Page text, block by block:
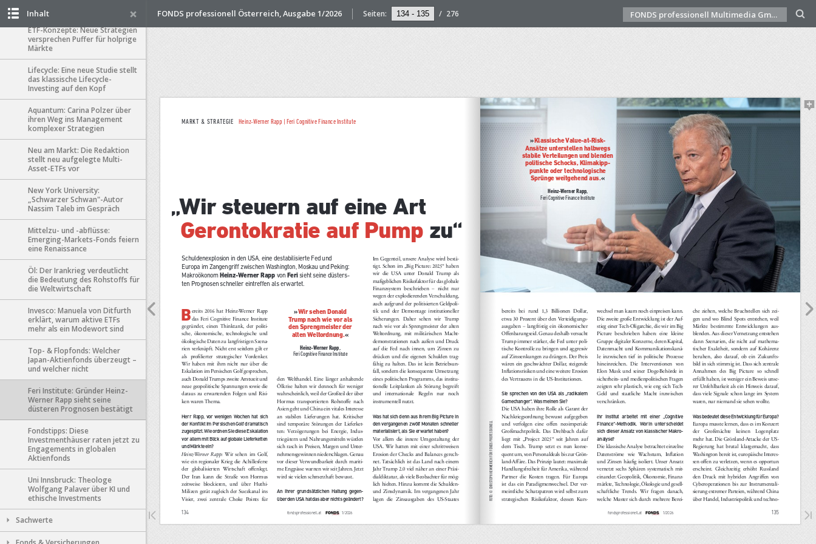
FONDS professionell Österreich, Ausgabe 1/2026 Seiten: / 276 FONDS professionell Multimedia GmbH
Inhalt
diese Fonds nicht
ETF-Konzepte: Neue Strategien
versprechen Puffer für holprige
Märkte
Lifecycle: Eine neue Studie stellt
das klassische Lifecycle-
Investing auf den Kopf
Aquantum: Carina Polzer über
ihren Weg ins Management
komplexer Strategien
Neu am Markt: Die Redaktion
stellt neu aufgelegte Multi-
Asset-ETFs vor
New York University:
„Schwarzer Schwan"-Autor
Nassim Taleb im Gespräch
Mittelzu- und -abflüsse:
Emerging-Markets-Fonds feiern
eine Renaissance
Öl: Der Irankrieg verdeutlicht
die Bedeutung des Rohstoffs für
die Weltwirtschaft
Invesco: Manuela von Ditfurth
erklärt, warum aktive ETFs
mehr als ein Modewort sind
Top- & Flopfonds: Welcher
Japan-Aktienfonds überzeugt –
und welcher nicht
Feri Institute: Gründer Heinz-
Werner Rapp sieht seine
düsteren Prognosen bestätigt
Fondstipps: Diese
Investmenthäuser raten jetzt zu
Engagements in globalen
Aktienfonds
Uni Innsbruck: Theologe
Wolfgang Palaver über KI und
ethische Investments
Sachwerte